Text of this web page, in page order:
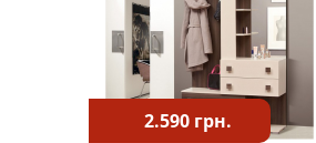
2.590 грн.